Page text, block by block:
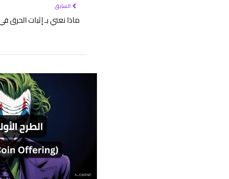
السابق
ماذا نعني بـ إثبات